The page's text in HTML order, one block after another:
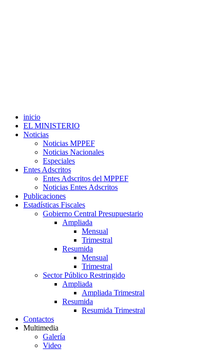
inicio
EL MINISTERIO
Noticias
Noticias MPPEF
Noticias Nacionales
Especiales
Entes Adscritos
Entes Adscritos del MPPEF
Noticias Entes Adscritos
Publicaciones
Estadísticas Fiscales
Gobierno Central Presupuestario
Ampliada
Mensual
Trimestral
Resumida
Mensual
Trimestral
Sector Público Restringido
Ampliada
Ampliada Trimestral
Resumida
Resumida Trimestral
Contactos
Multimedia
Galería
Video